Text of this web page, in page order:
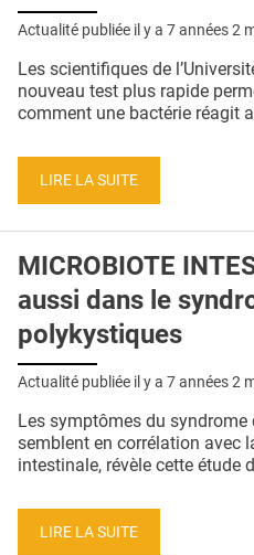
L'APP
PUBLICITÉ
CONTACT
Actualité publiée il y a 7 années 2
Les scientifiques de
nouveau test plus rapide
comment une bactérie réagit
LIRE LA SUITE
MICROBIOTE
aussi dans le
polykystiques
Actualité publiée il y a 7 années 2
Les symptômes du
semblent en corrélation avec
intestinale, révèle cette étude
LIRE LA SUITE